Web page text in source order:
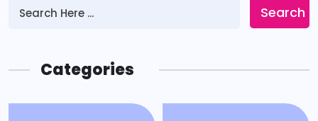
Search
Categories